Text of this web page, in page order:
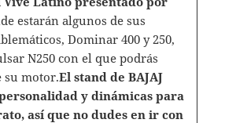
estarán algunos de sus
Dominar 400 y 250,
N250 con el que podrás
su motor.El stand de BAJAJ
y dinámicas para
así que no dudes en ir con